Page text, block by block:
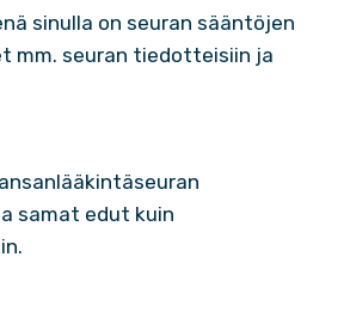
sinulla on seuran sääntöjen
mm. seuran tiedotteisiin ja
samat edut kuin